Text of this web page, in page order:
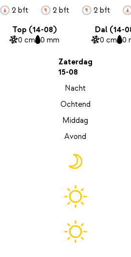
2 bft 2 bft 2 bft
Top (14-08)
0 cm 0 mm
Dal (14-
0 cm 0
Zaterdag
15-08
Nacht
Ochtend
Middag
Avond